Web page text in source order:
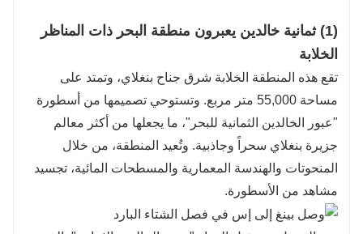
(1) ثمانية خالدين يعبرون منطقة البحر ذات المناظر
الخلابة
تقع هذه المنطقة الخلابة شرق جناح بنغلاي، وتمتد على
مساحة 55,000 متر مربع. وتستوحي تصميمها من أسطورة
"عبور الخالدين الثمانية للبحر"، ما يجعلها من أكثر معالم
جزيرة بنغلاي سحراً وجاذبية. وتُعيد المنطقة، من خلال
المنحوتات والهندسة المعمارية والمسطحات المائية، تجسيد
مشاهد من الأسطورة.